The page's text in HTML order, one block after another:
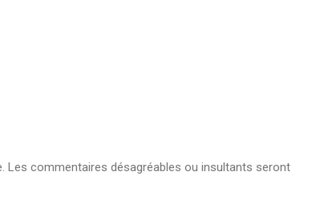
commentaires désagréables ou insultants seront